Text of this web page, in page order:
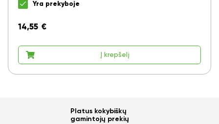
Yra prekyboje
14,55 €
Į krepšelį
Platus kokybiškų
gamintojų prekių